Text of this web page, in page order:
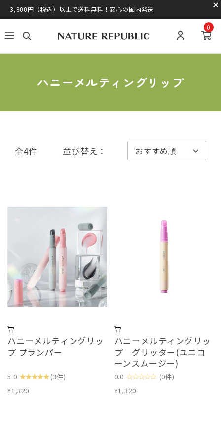
3,800円（税込）以上で送料無料！安心の国内発送
0
ハニーメルティングリップ
全4件 並び替え：
ハニーメルティングリッ
プ プランパー
5.0 ★★★★★(3件)
¥1,320
ハニーメルティングリッ
プ グリッター(ユニコ
ーンスムージー)
0.0 ☆☆☆☆☆ (0件)
¥1,320